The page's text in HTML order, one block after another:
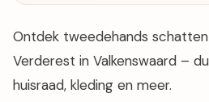
Ontdek tweedehands schatten
Verderest in Valkenswaard –
huisraad, kleding en meer.